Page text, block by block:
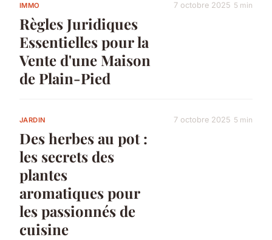
IMMO
Règles Juridiques
Essentielles pour la
Vente d'une Maison
de Plain-Pied
7 octobre 2025 5 min
JARDIN
Des herbes au pot :
les secrets des
plantes
aromatiques pour
les passionnés de
cuisine
7 octobre 2025 5 min